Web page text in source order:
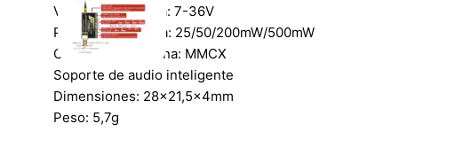
Voltaje de entrada: 7-36V
Potencia de salida: 25/50/200mW/500mW
Conector de antena: MMCX
Soporte de audio inteligente
Dimensiones: 28×21,5x4mm
Peso: 5,7g